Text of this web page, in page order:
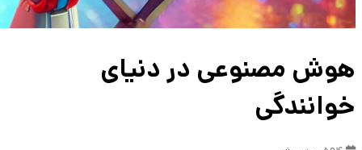
هوش مصنوعی در دنیای
خوانندگی